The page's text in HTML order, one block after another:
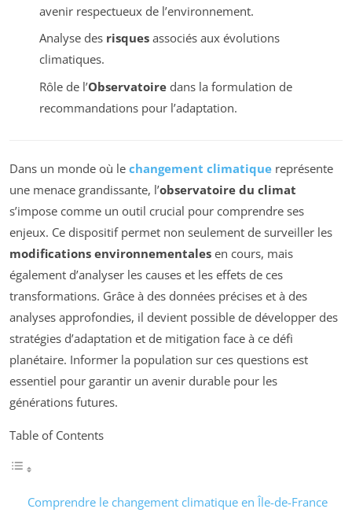
avenir respectueux de l’environnement.
Analyse des risquesassociés aux évolutions
climatiques.
Rôle de l’Observatoiredans la formulation de
recommandations pour l’adaptation.
Dans un monde où le changement climatique représente
une menace grandissante, l’observatoire du climat
s’impose comme un outil crucial pour comprendre ses
enjeux. Ce dispositif permet non seulement de surveiller les
modifications environnementales en cours, mais
également d’analyser les causes et les effets de ces
transformations. Grâce à des données précises et à des
analyses approfondies, il devient possible de développer des
stratégies d’adaptation et de mitigation face à ce défi
planétaire. Informer la population sur ces questions est
essentiel pour garantir un avenir durable pour les
générations futures.
Table of Contents
Comprendre le changement climatique en Île-de-France